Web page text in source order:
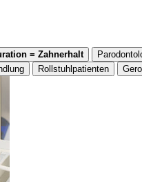
= Zahnerhalt
Rollstuhlpatienten